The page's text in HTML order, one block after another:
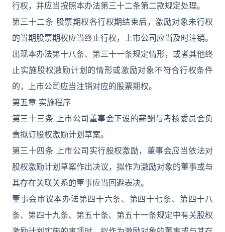
行权，并应当按照本办法第三十二条第二款规定处理。
第三十二条 股票期权各行权期结束后，激励对象未行权
的当期股票期权应当终止行权，上市公司应当及时注销。
出现本办法第十八条、第三十一条规定情形，或者其他终
止实施股权激励计划的情形或激励对象不符合行权条件
的，上市公司应当注销对应的股票期权。
第五章 实施程序
第三十三条 上市公司董事会下设的薪酬与考核委员会负
责拟订股权激励计划草案。
第三十四条 上市公司实行股权激励，董事会应当依法对
股权激励计划草案作出决议，拟作为激励对象的董事或与
其存在关联关系的董事应当回避表决。
董事会审议本办法第四十六条、第四十七条、第四十八
条、第四十九条、第五十条、第五十一条规定中有关股权